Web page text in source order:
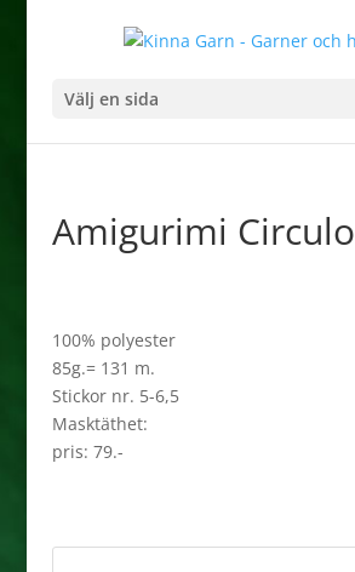
Välj en sida
Amigurimi Circulo
100% polyester
85g.= 131 m.
Stickor nr. 5-6,5
Masktäthet:
pris: 79.-